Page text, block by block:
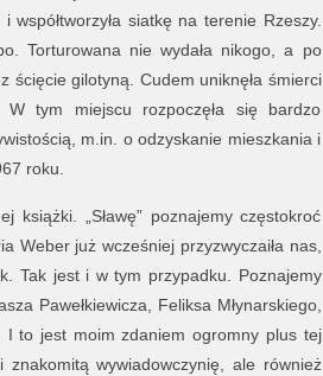
współtworzyła siatkę na terenie Rzeszy.
Torturowana nie wydała nikogo, a po
ścięcie gilotyną. Cudem uniknęła śmierci
tym miejscu rozpoczęła się bardzo
m.in. o odzyskanie mieszkania i
roku.
książki. „Sławę” poznajemy częstokroć
Weber już wcześniej przyzwyczaiła nas,
Tak jest i w tym przypadku. Poznajemy
Pawełkiewicza, Feliksa Młynarskiego,
I to jest moim zdaniem ogromny plus tej
wywiadowczynię, ale również